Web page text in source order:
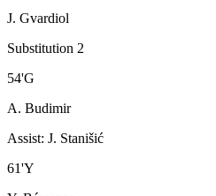
J. Gvardiol
Substitution 2
54'G
A. Budimir
Assist: J. Stanišić
61'Y